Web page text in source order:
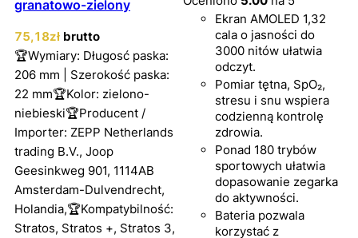
granatowo-zielony
75,18zł brutto
🏆Wymiary: Długosć paska:
206 mm | Szerokość paska:
22 mm🏆Kolor: zielono-
niebieski🏆Producent /
Importer: ZEPP Netherlands
trading B.V., Joop
Geesinkweg 901, 1114AB
Amsterdam-Dulvendrecht,
Holandia,🏆Kompatybilność:
Stratos, Stratos +, Stratos 3,
Ekran AMOLED 1,32
cala o jasności do
3000 nitów ułatwia
odczyt.
Pomiar tętna, SpO₂,
stresu i snu wspiera
codzienną kontrolę
zdrowia.
Ponad 180 trybów
sportowych ułatwia
dopasowanie zegarka
do aktywności.
Bateria pozwala
korzystać z